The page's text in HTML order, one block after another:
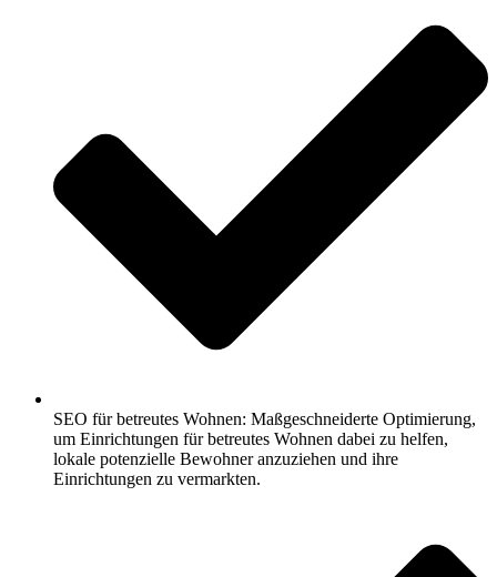
SEO für betreutes Wohnen: Maßgeschneiderte Optimierung,
um Einrichtungen für betreutes Wohnen dabei zu helfen,
lokale potenzielle Bewohner anzuziehen und ihre
Einrichtungen zu vermarkten.